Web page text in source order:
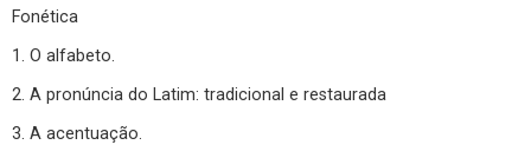
Fonética
1. O alfabeto.
2. A pronúncia do Latim: tradicional e restaurada
3. A acentuação.